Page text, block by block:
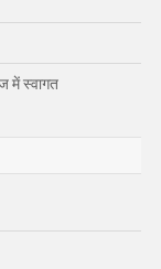
में स्वागत